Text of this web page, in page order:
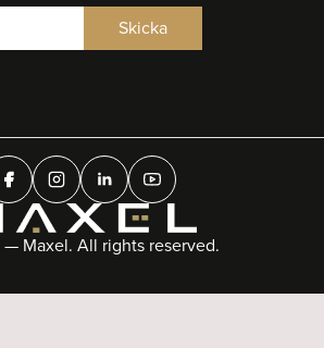
Maxel. All rights reserved.